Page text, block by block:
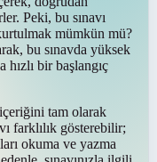
Peki, bu sınavı
mümkün mü?
bu sınavda yüksek
hızlı bir başlangıç
tam olarak
farklılık gösterebilir;
okuma ve yazma